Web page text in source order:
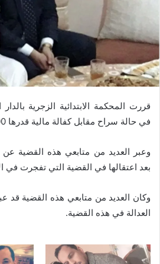
قررت المحكمة الابتدائية الزجرية
في حالة سراح مقابل كفالة مالية قدرها 5000 درهم.
وعبر العديد من متابعي هذه القضية عن
بعد اعتقالها في القضية التي تفجرت في
وكان العديد من متابعي هذه القضية قد
العدالة في هذه القضية.